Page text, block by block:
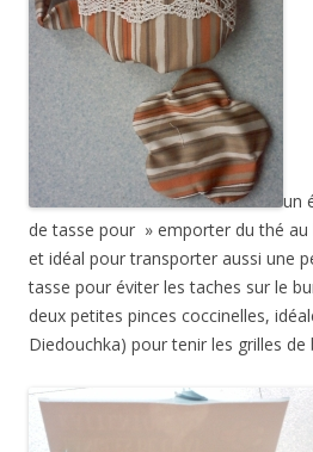
un
de tasse pour » emporter du thé
et idéal pour transporter aussi une
tasse pour éviter les taches sur le
deux petites pinces coccinelles,
Diedouchka) pour tenir les grilles de